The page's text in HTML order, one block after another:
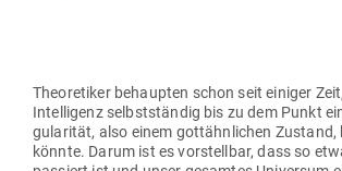
Theo­re­tiker behaupten schon seit einiger
Intel­ligenz selbst­ständig bis zu dem Punkt
gu­la­rität, also einem gott­ähn­lichen Zustand,
könnte. Darum ist es vor­stellbar, dass so